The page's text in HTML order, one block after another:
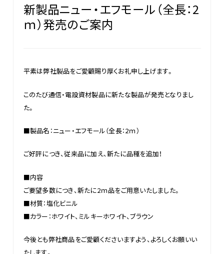
新製品ニュー・エフモール（全長：2
ｍ）発売のご案内
平素は弊社製品をご愛顧賜り厚くお礼申し上げます。
このたび通信・電設資材製品に新たな製品が発売となりまし
た。
■製品名：ニュー・エフモール（全長：2ｍ）
ご好評につき、従来品に加え、新たに品種を追加！
■内容
ご要望多数につき、新たに2ｍ品をご用意いたしました。
■材質：塩化ビニル
■カラー：ホワイト、ミルキーホワイト、ブラウン
今後とも弊社商品をご愛顧くださいますよう、よろしくお願いい